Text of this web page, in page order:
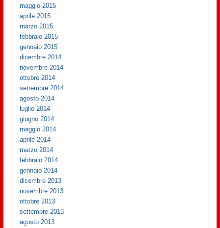
maggio 2015
aprile 2015
marzo 2015
febbraio 2015
gennaio 2015
dicembre 2014
novembre 2014
ottobre 2014
settembre 2014
agosto 2014
luglio 2014
giugno 2014
maggio 2014
aprile 2014
marzo 2014
febbraio 2014
gennaio 2014
dicembre 2013
novembre 2013
ottobre 2013
settembre 2013
agosto 2013